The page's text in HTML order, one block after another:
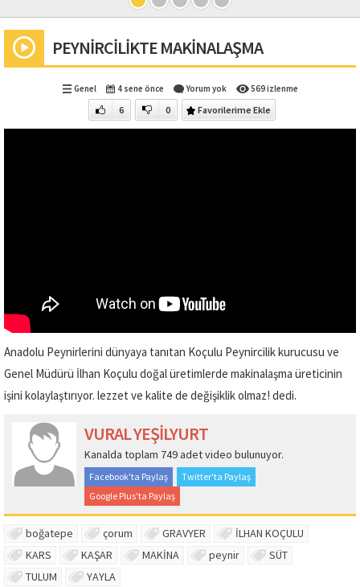
PEYNİRCİLİKTE MAKİNALAŞMA
Genel 4 sene önce Yorum yok 569 izlenme
6 0 Favorilerime Ekle
Anadolu Peynirlerini dünyaya tanıtan Koçulu Peynircilik kurucusu ve
Genel Müdürü İlhan Koçulu doğal üretimlerde makinalaşma üreticinin
işini kolaylaştırıyor. lezzet ve kalite de değişiklik olmaz! dedi.
VURAL YEŞİLYURT
Kanalda toplam 749 adet video bulunuyor.
Facebook'ta Paylaş
Twitter'ta Paylaş
Google Plus'ta Paylaş
boğatepe çorum GRAVYER
İLHAN KOÇULU
KARS
KAŞAR MAKİNA peynir
SÜT
TULUM
YAYLA